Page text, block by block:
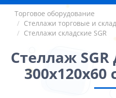
Торговое оборудование
Стеллажи торговые и
Стеллажи складские SGR
Стеллаж SGR